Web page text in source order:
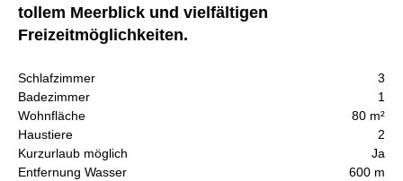
tollem Meerblick und vielfältigen
Freizeitmöglichkeiten.
Schlafzimmer
3
Badezimmer
1
Wohnfläche
80 m²
Haustiere
2
Kurzurlaub möglich
Ja
Entfernung Wasser
600 m